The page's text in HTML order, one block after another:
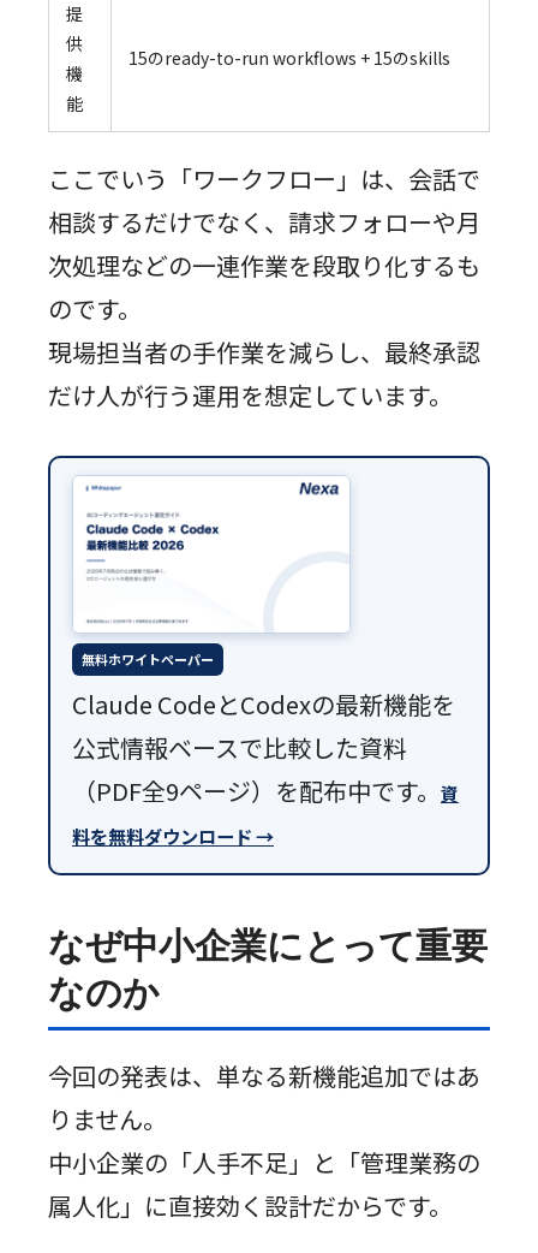
提
供
機
能
15のready-to-run workflows + 15のskills
ここでいう「ワークフロー」は、会話で
相談するだけでなく、請求フォローや月
次処理などの一連作業を段取り化するも
のです。
現場担当者の手作業を減らし、最終承認
だけ人が行う運用を想定しています。
無料ホワイトペーパー
Claude CodeとCodexの最新機能を
公式情報ベースで比較した資料
（PDF全9ページ）を配布中です。 資
料を無料ダウンロード →
なぜ中小企業にとって重要
なのか
今回の発表は、単なる新機能追加ではあ
りません。
中小企業の「人手不足」と「管理業務の
属人化」に直接効く設計だからです。